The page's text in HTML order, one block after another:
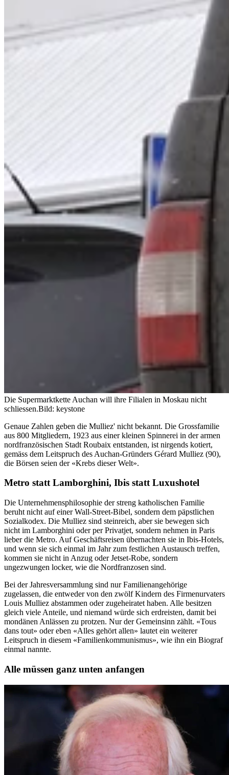
Die Supermarktkette Auchan will ihre Filialen in Moskau nicht
schliessen.Bild: keystone
Genaue Zahlen geben die Mulliez' nicht bekannt. Die Grossfamilie
aus 800 Mitgliedern, 1923 aus einer kleinen Spinnerei in der armen
nordfranzösischen Stadt Roubaix entstanden, ist nirgends kotiert,
gemäss dem Leitspruch des Auchan-Gründers Gérard Mulliez (90),
die Börsen seien der «Krebs dieser Welt».
Metro statt Lamborghini, Ibis statt Luxushotel
Die Unternehmensphilosophie der streng katholischen Familie
beruht nicht auf einer Wall-Street-Bibel, sondern dem päpstlichen
Sozialkodex. Die Mulliez sind steinreich, aber sie bewegen sich
nicht im Lamborghini oder per Privatjet, sondern nehmen in Paris
lieber die Metro. Auf Geschäftsreisen übernachten sie in Ibis-Hotels,
und wenn sie sich einmal im Jahr zum festlichen Austausch treffen,
kommen sie nicht in Anzug oder Jetset-Robe, sondern
ungezwungen locker, wie die Nordfranzosen sind.
Bei der Jahresversammlung sind nur Familienangehörige
zugelassen, die entweder von den zwölf Kindern des Firmenurvaters
Louis Mulliez abstammen oder zugeheiratet haben. Alle besitzen
gleich viele Anteile, und niemand würde sich erdreisten, damit bei
mondänen Anlässen zu protzen. Nur der Gemeinsinn zählt. «Tous
dans tout» oder eben «Alles gehört allen» lautet ein weiterer
Leitspruch in diesem «Familienkommunismus», wie ihn ein Biograf
einmal nannte.
Alle müssen ganz unten anfangen